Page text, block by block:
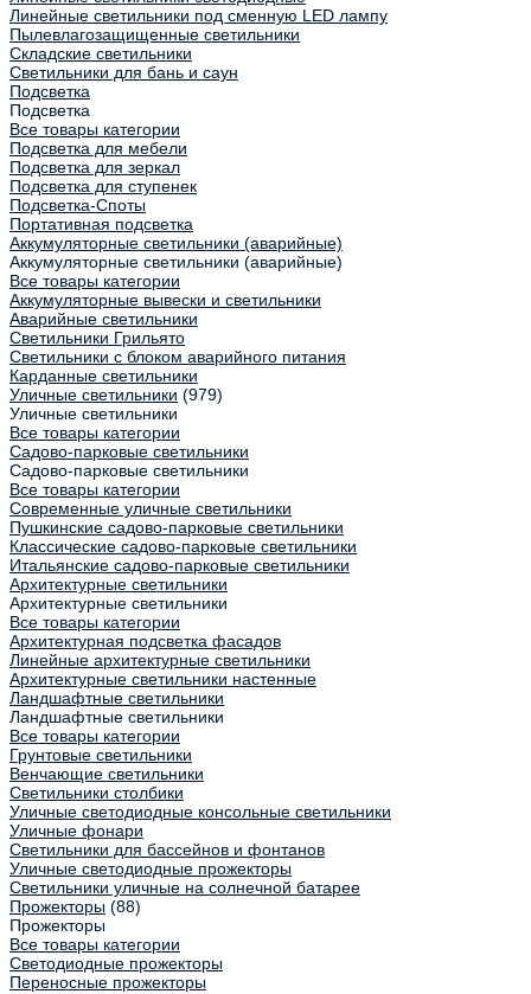
Линейные светильники под сменную LED лампу
Пылевлагозащищенные светильники
Складские светильники
Светильники для бань и саун
Подсветка
Подсветка
Все товары категории
Подсветка для мебели
Подсветка для зеркал
Подсветка для ступенек
Подсветка-Споты
Портативная подсветка
Аккумуляторные светильники (аварийные)
Аккумуляторные светильники (аварийные)
Все товары категории
Аккумуляторные вывески и светильники
Аварийные светильники
Светильники Грильято
Светильники с блоком аварийного питания
Карданные светильники
Уличные светильники (979)
Уличные светильники
Все товары категории
Садово-парковые светильники
Садово-парковые светильники
Все товары категории
Современные уличные светильники
Пушкинские садово-парковые светильники
Классические садово-парковые светильники
Итальянские садово-парковые светильники
Архитектурные светильники
Архитектурные светильники
Все товары категории
Архитектурная подсветка фасадов
Линейные архитектурные светильники
Архитектурные светильники настенные
Ландшафтные светильники
Ландшафтные светильники
Все товары категории
Грунтовые светильники
Венчающие светильники
Светильники столбики
Уличные светодиодные консольные светильники
Уличные фонари
Светильники для бассейнов и фонтанов
Уличные светодиодные прожекторы
Светильники уличные на солнечной батарее
Прожекторы (88)
Прожекторы
Все товары категории
Светодиодные прожекторы
Переносные прожекторы